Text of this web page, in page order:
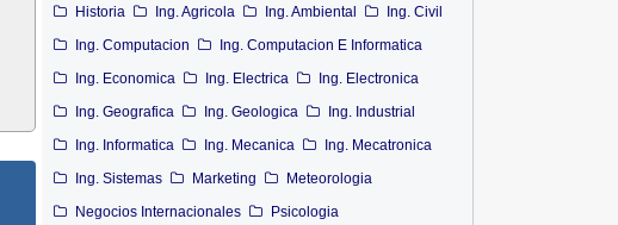
Historia
Ing. Agricola Ing. Ambiental
Ing. Civil
Ing. Computacion
Ing. Computacion E Informatica
Ing. Economica
Ing. Electrica
Ing. Electronica
Ing. Geografica
Ing. Geologica
Ing. Industrial
Ing. Informatica
Ing. Mecanica
Ing. Mecatronica
Ing. Sistemas
Marketing
Meteorologia
Negocios Internacionales
Psicologia